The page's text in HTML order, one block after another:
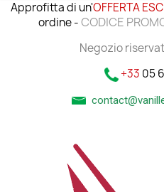
Approfitta di un'OFFERTA
ordine -CODICE
Negozio
+33 05